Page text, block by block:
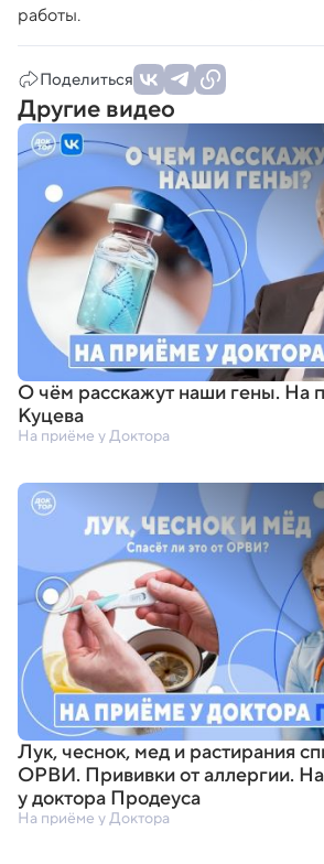
работы.
Поделиться
Другие видео
О чём расскажут наши гены. На
Куцева
На приёме у Доктора
Лук,чеснок,мед и растирания
ОРВИ. Прививки от аллергии.
у доктора Продеуса
На приёме у Доктора